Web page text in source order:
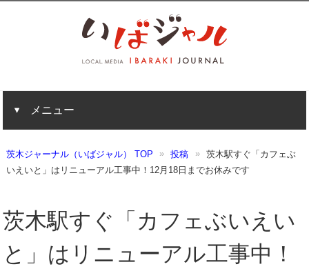
メニュー
茨木ジャーナル（いばジャル） TOP 投稿
茨木駅すぐ「カフェぶ
いえいと」はリニューアル工事中！12月18日までお休みです
茨木駅すぐ「カフェぶいえい
と」はリニューアル工事中！